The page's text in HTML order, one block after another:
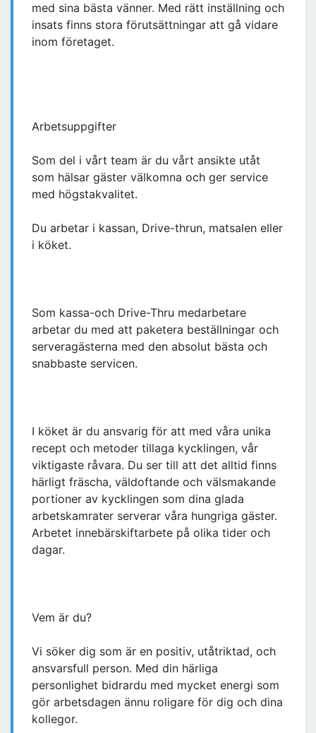
med sina bästa vänner. Med rätt inställning och
insats finns stora förutsättningar att gå vidare
inom företaget.
Arbetsuppgifter
Som del i vårt team är du vårt ansikte utåt
som hälsar gäster välkomna och ger service
med högstakvalitet.
Du arbetar i kassan, Drive-thrun, matsalen eller
i köket.
Som kassa-och Drive-Thru medarbetare
arbetar du med att paketera beställningar och
serveragästerna med den absolut bästa och
snabbaste servicen.
I köket är du ansvarig för att med våra unika
recept och metoder tillaga kycklingen, vår
viktigaste råvara. Du ser till att det alltid finns
härligt fräscha, väldoftande och välsmakande
portioner av kycklingen som dina glada
arbetskamrater serverar våra hungriga gäster.
Arbetet innebärskiftarbete på olika tider och
dagar.
Vem är du?
Vi söker dig som är en positiv, utåtriktad, och
ansvarsfull person. Med din härliga
personlighet bidrardu med mycket energi som
gör arbetsdagen ännu roligare för dig och dina
kollegor.